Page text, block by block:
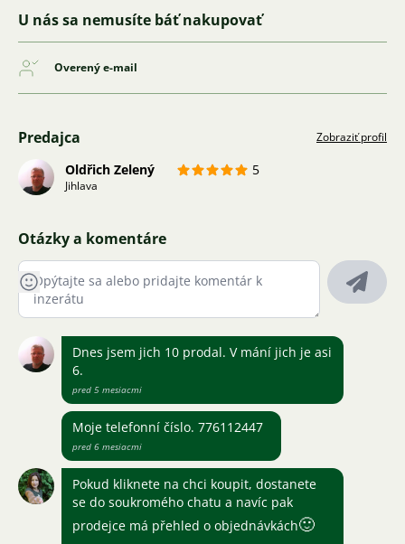
U nás sa nemusíte báť nakupovať
Overený e-mail
Predajca Zobraziť profil
Oldřich Zelený 5
Jihlava
Otázky a komentáre
Dnes jsem jich 10 prodal. V mání jich je asi
6.
pred 5 mesiacmi
Moje telefonní číslo. 776112447
pred 6 mesiacmi
Pokud kliknete na chci koupit, dostanete
se do soukromého chatu a navíc pak
prodejce má přehled o objednávkách🙂